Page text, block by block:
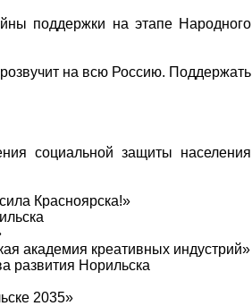
поддержки на этапе Народного
на всю Россию. Поддержать
социальной защиты населения
Красноярска!»
академия креативных индустрий»
развития Норильска
2035»